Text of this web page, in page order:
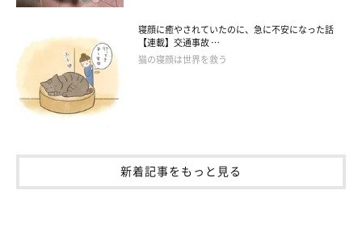
飼い主さんにお話を伺うと、当時のどらみちゃんの様子につい
て、このように話していました。
「あの日、置きっぱなしにしていた段ボールの中で、どらみはい
つものように猫じゃらしで遊んでいました。
寝顔に癒やされていたのに、急に不安になった話
【連載】交通事故 …
猫の寝顔は世界を救う
新着記事をもっと見る